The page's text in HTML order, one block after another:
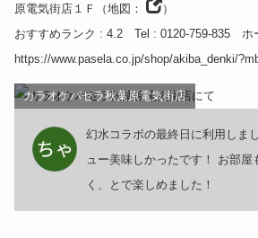
原電気街店１Ｆ
（地図：
）
おすすめランク : 4.2 Tel : 0120-759-835 ホ
https://www.pasela.co.jp/shop/akiba_denki/
カラオケパセラ秋葉原電気街店
幻水コラボの最終日に利用しま
ュー美味しかったです！ お部屋
く、とで楽しめました！